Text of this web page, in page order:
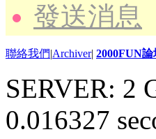
發送消息
聯絡我們|Archiver| 2000FUN論
SERVER: 2
0.016327